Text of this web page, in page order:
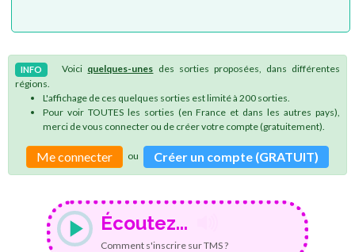
INFO Voici quelques-unes des sorties proposées, dans différentes
régions.
L'affichage de ces quelques sorties est limité à 200 sorties.
Pour voir TOUTES les sorties (en France et dans les autres pays),
merci de vous connecter ou de créer votre compte (gratuitement).
Me connecter ou Créer un compte (GRATUIT)
Écoutez...
Comment s'inscrire sur TMS ?